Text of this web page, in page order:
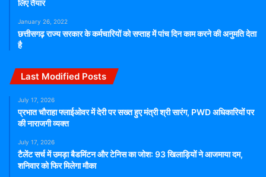
लिए तैयार
January 26, 2022
छत्तीसगढ़ राज्य सरकार के कर्मचारियों को सप्ताह में पांच दिन काम करने की अनुमति देता
है
Last Modified Posts
July 17, 2026
प्रभात चौराहा फ्लाईओवर में देरी पर सख्त हुए मंत्री श्री सारंग, PWD अधिकारियों पर
की नाराजगी व्यक्त
July 17, 2026
टैलेंट सर्च में उमड़ा बैडमिंटन और टेनिस का जोश: 93 खिलाड़ियों ने आजमाया दम,
शनिवार को फिर मिलेगा मौका